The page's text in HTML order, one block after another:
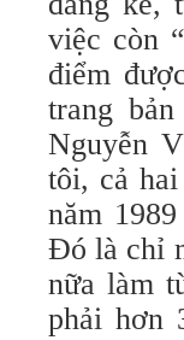
việc còn “
điểm
trang
Nguyễn
tôi, cả
năm
Đó là chỉ
nữa làm
phải hơn